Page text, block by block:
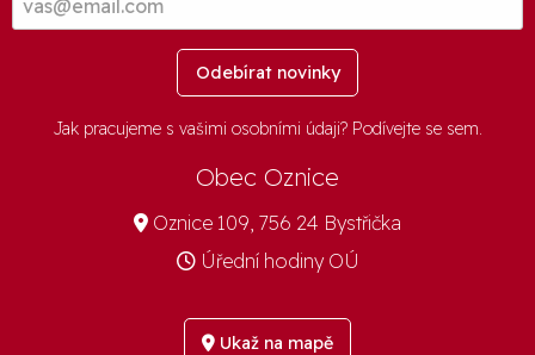
Odebírat novinky
Jak pracujeme s vašimi osobními údaji? Podívejte se sem.
Obec Oznice
Oznice 109, 756 24 Bystřička
Úřední hodiny OÚ
Ukaž na mapě